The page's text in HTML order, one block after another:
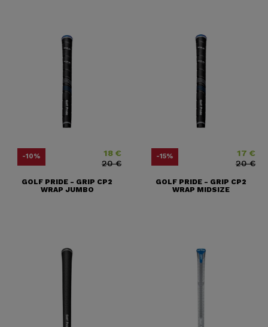
-10% Price18 €
Regular price
20 €
GOLF PRIDE - GRIP CP2
WRAP JUMBO
-15% Price17 €
Regular
20 €
GOLF PRIDE - GRIP CP2
WRAP MIDSIZE